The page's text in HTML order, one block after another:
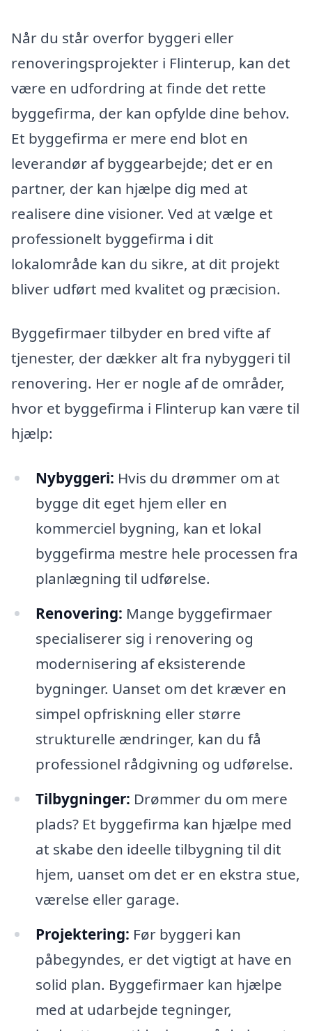
Når du står overfor byggeri eller
renoveringsprojekter i Flinterup, kan det
være en udfordring at finde det rette
byggefirma, der kan opfylde dine behov.
Et byggefirma er mere end blot en
leverandør af byggearbejde; det er en
partner, der kan hjælpe dig med at
realisere dine visioner. Ved at vælge et
professionelt byggefirma i dit
lokalområde kan du sikre, at dit projekt
bliver udført med kvalitet og præcision.
Byggefirmaer tilbyder en bred vifte af
tjenester, der dækker alt fra nybyggeri til
renovering. Her er nogle af de områder,
hvor et byggefirma i Flinterup kan være til
hjælp:
Nybyggeri: Hvis du drømmer om at
bygge dit eget hjem eller en
kommerciel bygning, kan et lokal
byggefirma mestre hele processen fra
planlægning til udførelse.
Renovering: Mange byggefirmaer
specialiserer sig i renovering og
modernisering af eksisterende
bygninger. Uanset om det kræver en
simpel opfriskning eller større
strukturelle ændringer, kan du få
professionel rådgivning og udførelse.
Tilbygninger: Drømmer du om mere
plads? Et byggefirma kan hjælpe med
at skabe den ideelle tilbygning til dit
hjem, uanset om det er en ekstra stue,
værelse eller garage.
Projektering: Før byggeri kan
påbegyndes, er det vigtigt at have en
solid plan. Byggefirmaer kan hjælpe
med at udarbejde tegninger,